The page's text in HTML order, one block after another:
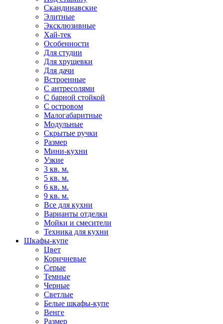
Скандинавские
Элитные
Эксклюзивные
Хай-тек
Особенности
Для студии
Для хрущевки
Для дачи
Встроенные
С антресолями
С барной стойкой
С островом
Малогабаритные
Модульные
Скрытые ручки
Размер
Мини-кухни
Узкие
3 кв. м.
5 кв. м.
6 кв. м.
9 кв. м.
Все для кухни
Варианты отделки
Мойки и смесители
Техника для кухни
Шкафы-купе
Цвет
Коричневые
Серые
Темные
Черные
Светлые
Белые шкафы-купе
Венге
Размер